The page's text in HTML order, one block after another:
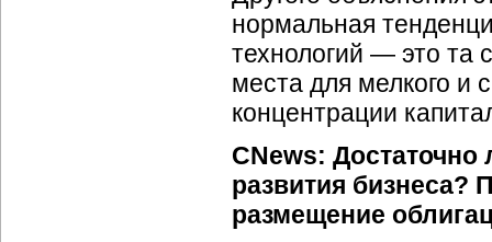
нормальная
технологий — это та
места для мелкого и
концентрации
CNews:
развития бизнеса?
размещение